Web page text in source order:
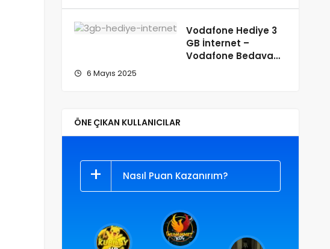
Vodafone Hediye 3
GB İnternet –
Vodafone Bedava
6 Mayıs 2025
ÖNE ÇIKAN KULLANICILAR
Nasıl Puan Kazanırım?